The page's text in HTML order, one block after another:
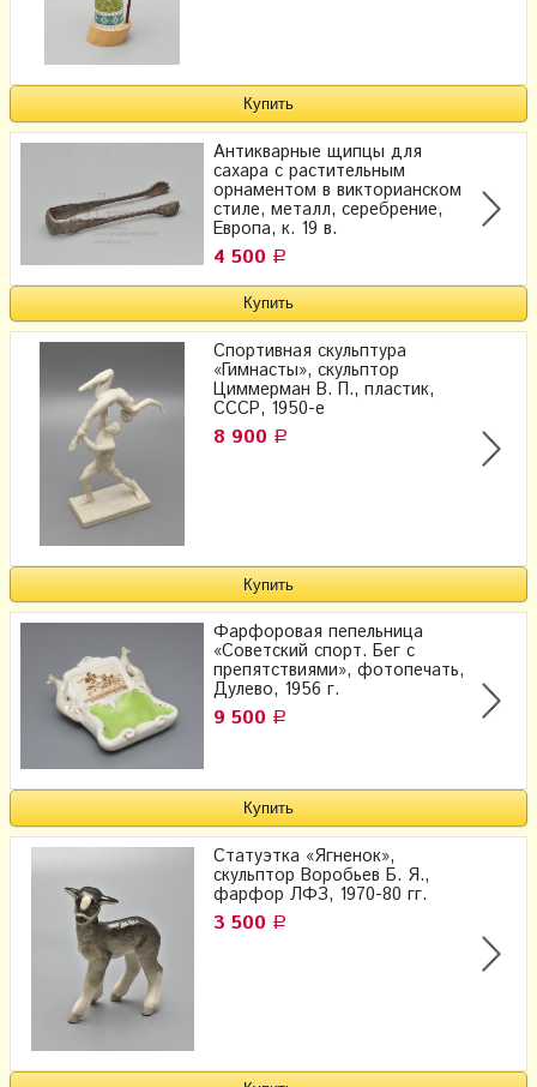
Антикварные щипцы для
сахара с растительным
орнаментом в викторианском
стиле, металл, серебрение,
Европа, к. 19 в.
4 500 Р
Спортивная скульптура
«Гимнасты», скульптор
Циммерман В. П., пластик​,
СССР, 1950-е
8 900 Р
Фарфоровая пепельница
«Советский спорт. Бег с
препятствиями», фотопечать,
Дулево, 1956 г.
9 500 Р
Статуэтка «Ягненок»,
скульптор Воробьев Б. Я.,
фарфор ЛФЗ, 1970-80 гг.
3 500 Р